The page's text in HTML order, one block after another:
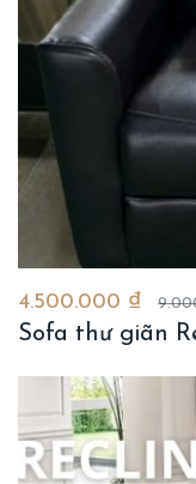
4.500.000 ₫
Sofa thư giãn